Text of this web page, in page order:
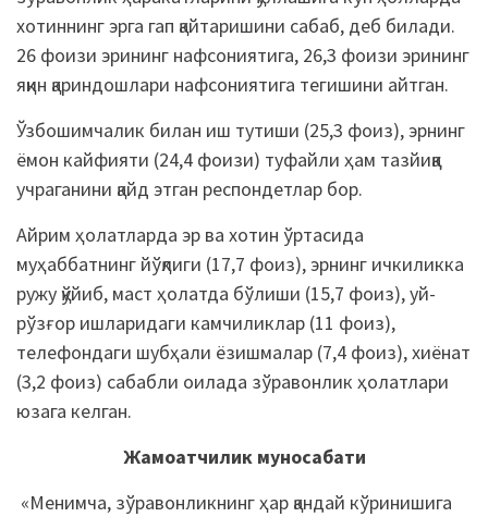
хотиннинг эрга гап қайтаришини сабаб, деб билади.
26 фоизи эрининг нафсониятига, 26,3 фоизи эрининг
яқин қариндошлари нафсониятига тегишини айтган.
Ўзбошимчалик билан иш тутиши (25,3 фоиз), эрнинг
ёмон кайфияти (24,4 фоизи) туфайли ҳам тазйиққа
учраганини қайд этган респондетлар бор.
Айрим ҳолатларда эр ва хотин ўртасида
муҳаббатнинг йўқлиги (17,7 фоиз), эрнинг ичкиликка
ружу қўйиб, маст ҳолатда бўлиши (15,7 фоиз), уй-
рўзғор ишларидаги камчиликлар (11 фоиз),
телефондаги шубҳали ёзишмалар (7,4 фоиз), хиёнат
(3,2 фоиз) сабабли оилада зўравонлик ҳолатлари
юзага келган.
Жамоатчилик муносабати
«Менимча, зўравонликнинг ҳар қандай кўринишига